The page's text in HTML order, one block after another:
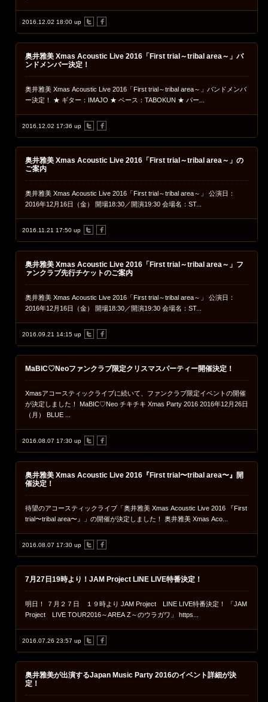
2016.12.02 18:00 up
奥井雅美 Xmas Acoustic Live 2016「First trial～tribal area～」バ
ンドメンバー決定！
奥井雅美 Xmas Acoustic Live 2016「First trial～tribal area～」バンドメンバ
ー決定！ ★ ギター：IMAJO ★ ベース：TABOKUN ★ パー...
2016.12.02 17:36 up
奥井雅美 Xmas Acoustic Live 2016「First trial～tribal area～」の
ご案内
奥井雅美 Xmas Acoustic Live 2016「First trial～tribal area～」 公演日：
2016年12月16日（金） 開場18:30／開演19:30 会場名：ST...
2016.11.21 17:50 up
奥井雅美 Xmas Acoustic Live 2016「First trial～tribal area～」フ
ァンクラブ先行チケットのご案内
奥井雅美 Xmas Acoustic Live 2016「First trial～tribal area～」 公演日：
2016年12月16日（金） 開場18:30／開演19:30 会場名：ST...
2016.09.21 14:15 up
MaBIC♡Neoファンクラブ限定クリスマスパーティー開催決定！
Xmasアコースティックライブに続いて、ファンクラブ限定イベントの開催
が決定しました！ MaBIC♡Neo チキチキ Xmas Party 2016 2016年12月26日
（月） BLUE ...
2016.08.07 17:30 up
奥井雅美 Xmas Acoustic Live 2016『First trial〜tribal area〜』開
催決定！
待望のアコースティックライブ「奥井雅美 Xmas Acoustic Live 2016 『First
trial〜tribal area〜』」の開催が決定しました！ 奥井雅美 Xmas Aco...
2016.08.07 17:30 up
7月27日19時より！JAM Project LINE LIVE特番決定！
明日！ ７月２７日 １９時より JAM Project LINE LIVE特番決定！ 「JAM
Project LIVE TOUR2016～AREA Z～のウラガワ」 https...
2016.07.26 23:57 up
奥井雅美が出演するJapan Music Party 2016のイベント詳細が決
定！